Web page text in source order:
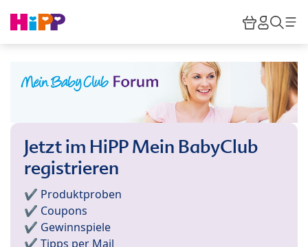
HiPP
Jetzt im HiPP Mein BabyClub
registrieren
✔️ Produktproben
✔️ Coupons
✔️ Gewinnspiele
✔️ Tipps per Mail